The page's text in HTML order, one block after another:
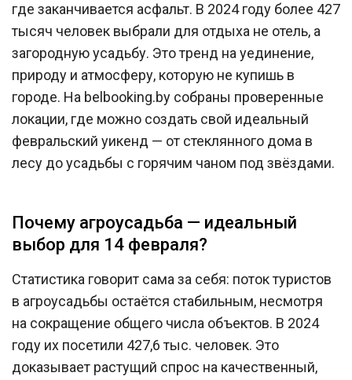
где заканчивается асфальт. В 2024 году более 427
тысяч человек выбрали для отдыха не отель, а
загородную усадьбу. Это тренд на уединение,
природу и атмосферу, которую не купишь в
городе. На belbooking.by собраны проверенные
локации, где можно создать свой идеальный
февральский уикенд — от стеклянного дома в
лесу до усадьбы с горячим чаном под звёздами.
Почему агроусадьба — идеальный
выбор для 14 февраля?
Статистика говорит сама за себя: поток туристов
в агроусадьбы остаётся стабильным, несмотря
на сокращение общего числа объектов. В 2024
году их посетили 427,6 тыс. человек. Это
доказывает растущий спрос на качественный,